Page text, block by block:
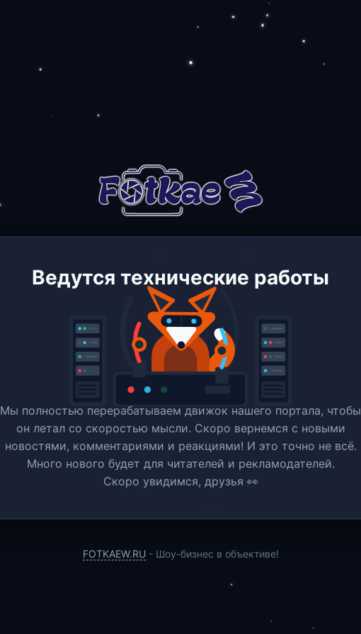
Ведутся технические работы
Мы полностью перерабатываем движок нашего портала, чтобы
он летал со скоростью мысли. Скоро вернемся c новыми
новостями, комментариями и реакциями! И это точно не всё.
Много нового будет для читателей и рекламодателей.
Скоро увидимся, друзья 👀
FOTKAEW.RU - Шоу-бизнес в объективе!